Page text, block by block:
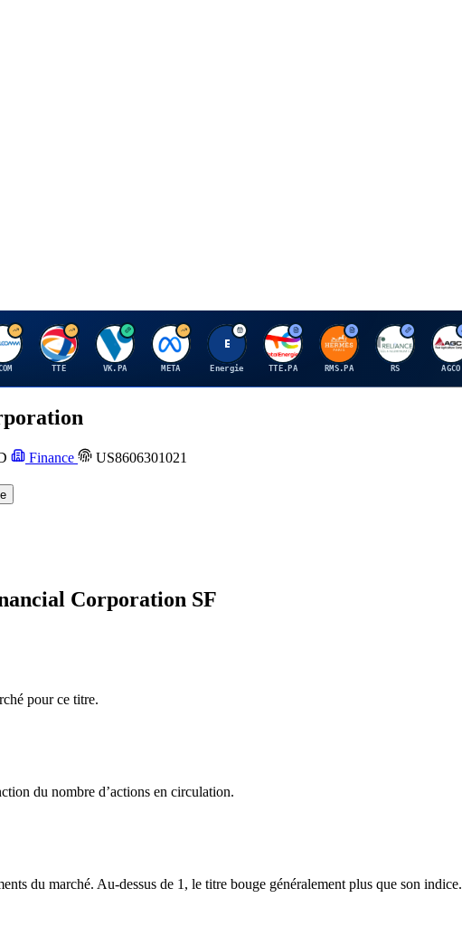
T
TTE
V
VK.PA
M
META
E
Energie
T
TTE.PA
H
RMS.PA
R
RS
A
AGCO
Finance
US8606301021
Corporation SF
pour ce titre.
du nombre d’actions en circulation.
du marché. Au-dessus de 1, le titre bouge généralement plus que son indice.